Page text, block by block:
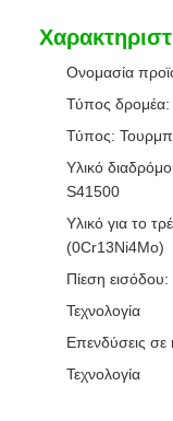
Ονομασία
Τύπος
Τύπος:
Υλικό
S41500
Υλικό για το
(0Cr13Ni4Mo)
Πίεση
Τεχνολογία
Επενδύσεις σε
Τεχνολογία